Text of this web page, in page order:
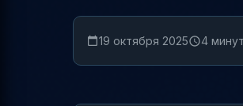
19 октября 2025 4